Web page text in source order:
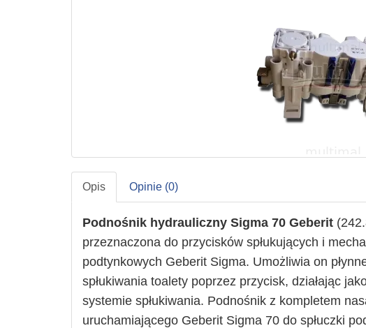
Opis Opinie (0)
Podnośnik hydrauliczny Sigma 70 Geberit
przeznaczona do przycisków spłukujących i
podtynkowych Geberit Sigma. Umożliwia on
spłukiwania toalety poprzez przycisk, działając
systemie spłukiwania. Podnośnik z kompletem
uruchamiającego Geberit Sigma 70 do spłuczki